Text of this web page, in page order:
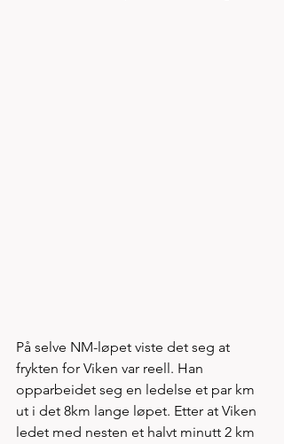
På selve NM-løpet viste det seg at
frykten for Viken var reell. Han
opparbeidet seg en ledelse et par km
ut i det 8km lange løpet. Etter at Viken
ledet med nesten et halvt minutt 2 km